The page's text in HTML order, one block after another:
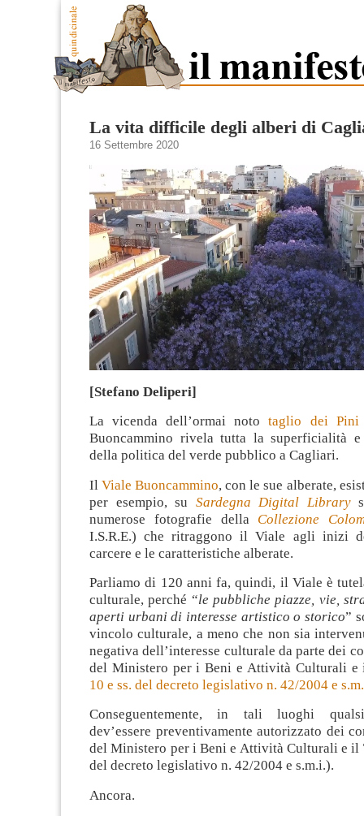
La vita difficile degli alberi di
16 Settembre 2020
[Stefano Deliperi]
La vicenda dell’ormai nototaglio dei Pini
Buoncammino rivela tutta la superficialità e
della politica del verde pubblico a Cagliari.
IlViale Buoncammino, con le sue alberate,
per esempio, su Sardegna Digital Library
numerose fotografie della Collezione
I.S.R.E.) che ritraggono il Viale agli inizi
carcere e le caratteristiche alberate.
Parliamo di 120 anni fa, quindi, il Viale è
culturale, perché “le pubbliche piazze, vie,
aperti urbani di interesse artistico o storico”
vincolo culturale, a meno che non sia
negativa dell’interesse culturale da parte dei
del Ministero per i Beni e Attività Culturali e
10 e ss. del decreto legislativo n. 42/2004 e
Conseguentemente, in tali luoghi
dev’essere preventivamente autorizzato dei
del Ministero per i Beni e Attività Culturali e il
del decreto legislativo n. 42/2004 e s.m.i.).
Ancora.